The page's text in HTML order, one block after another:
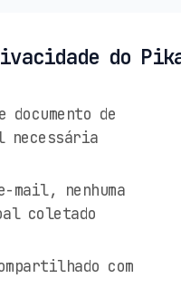
do
documento de
necessária
mail, nenhuma
coletado
com